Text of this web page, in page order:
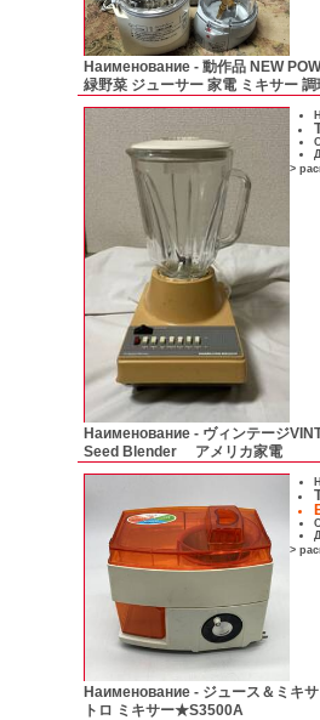
Наименование - 動作品 NEW
緑野菜 ジューサー 家電 ミキサー
>
Наименование - ヴィンテージ
Seed Blender アメリカ家電
>
Наименование - ジュース＆ミキ
トロ ミキサー★S3500A